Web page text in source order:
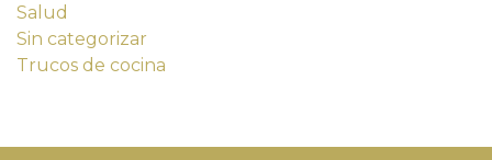
Salud
Sin categorizar
Trucos de cocina